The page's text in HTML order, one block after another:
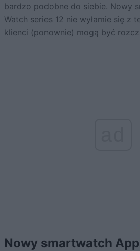
bardzo podobne do siebie. Nowy
Watch series 12 nie wyłamie się z
klienci (ponownie) mogą być
Nowy smartwatch